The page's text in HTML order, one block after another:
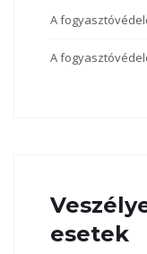
A
A
esetek